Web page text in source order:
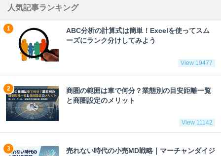
人気記事ランキング
ABC分析の計算式は簡単！Excelを使ってスム
ーズにランク分けしてみよう
View 19477
商圏の範囲は車で何分？業態別の目安距離一覧
と商圏設定のメリット
View 11142
売れない時代の小売MD戦略｜マーチャンダイジ